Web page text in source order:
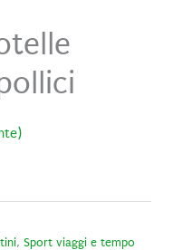
, Sport viaggi e tempo